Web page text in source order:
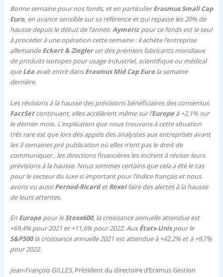
Bonne semaine pour nos fonds, et en particulierErasmus Small Cap
Euro, en avance sensible sur sa référence et qui repasse les 20% de
hausse depuis le début de l’année.Aymericpour ce fonds est le seul
à procéder à une opération cette semaine : il achète l’entreprise
allemandeEckert & Zieglerun des premiers fabricants mondiaux
de produits isotopes pour usage industriel, scientifique ou médical
queLéa avait entré dansErasmus Mid Cap Eurola semaine
dernière.
Les révisions à la hausse des prévisions bénéficiaires des consensus
FactSetcontinuent, elles accélèrent même sur l’Europe à +2,1% sur
le dernier mois. L’explication que nous trouvons à cette situation
très rare est que lors des appels des analystes aux entreprises avant
les 3 semaines pré publication où elles n’ont pas le droit de
communiquer , les directions financières les incitent à réviser leurs
prévisions à la hausse. Nous sommes certains que cela a été le cas
pour le secteur du luxe si important pour l’indice français et nous
avons vu aussiPernod-RicardetRexelfaire des alertes à la hausse
de leurs attentes.
En Europe pour leStoxx600, la croissance annuelle attendue est
+69,4% pour 2021 et +11,6% pour 2022. AuxÉtats-Unispour le
S&P500la croissance annuelle 2021 est attendue à +42,2% et à +9,7%
pour 2022.
Jean-François GILLES, Président du directoire d’Eramus Gestion